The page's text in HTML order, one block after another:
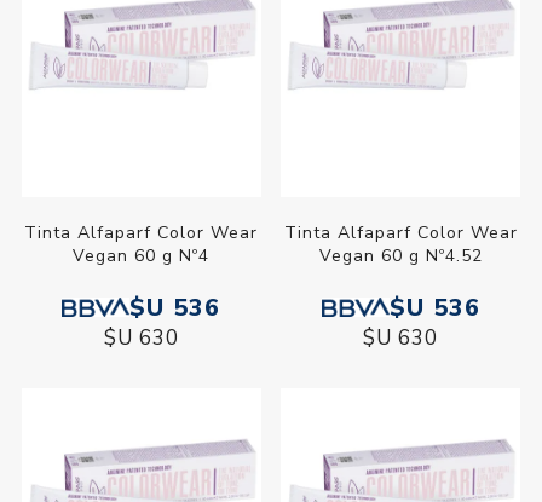
Tinta Alfaparf Color Wear
Vegan 60 g Nº4
$U 536
$U 630
Tinta Alfaparf Color Wear
Vegan 60 g Nº4.52
$U 536
$U 630